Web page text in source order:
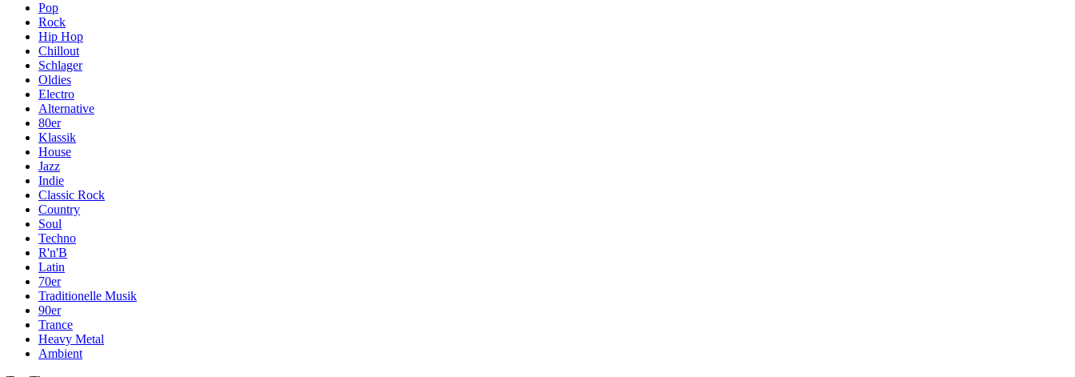
Pop
Rock
Hip Hop
Chillout
Schlager
Oldies
Electro
Alternative
80er
Klassik
House
Jazz
Indie
Classic Rock
Country
Soul
Techno
R'n'B
Latin
70er
Traditionelle Musik
90er
Trance
Heavy Metal
Ambient